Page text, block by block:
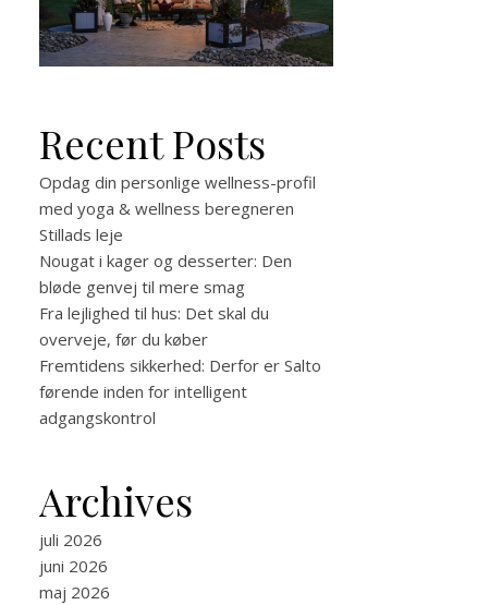
Recent Posts
Opdag din personlige wellness-profil
med yoga & wellness beregneren
Stillads leje
Nougat i kager og desserter: Den
bløde genvej til mere smag
Fra lejlighed til hus: Det skal du
overveje, før du køber
Fremtidens sikkerhed: Derfor er Salto
førende inden for intelligent
adgangskontrol
Archives
juli 2026
juni 2026
maj 2026